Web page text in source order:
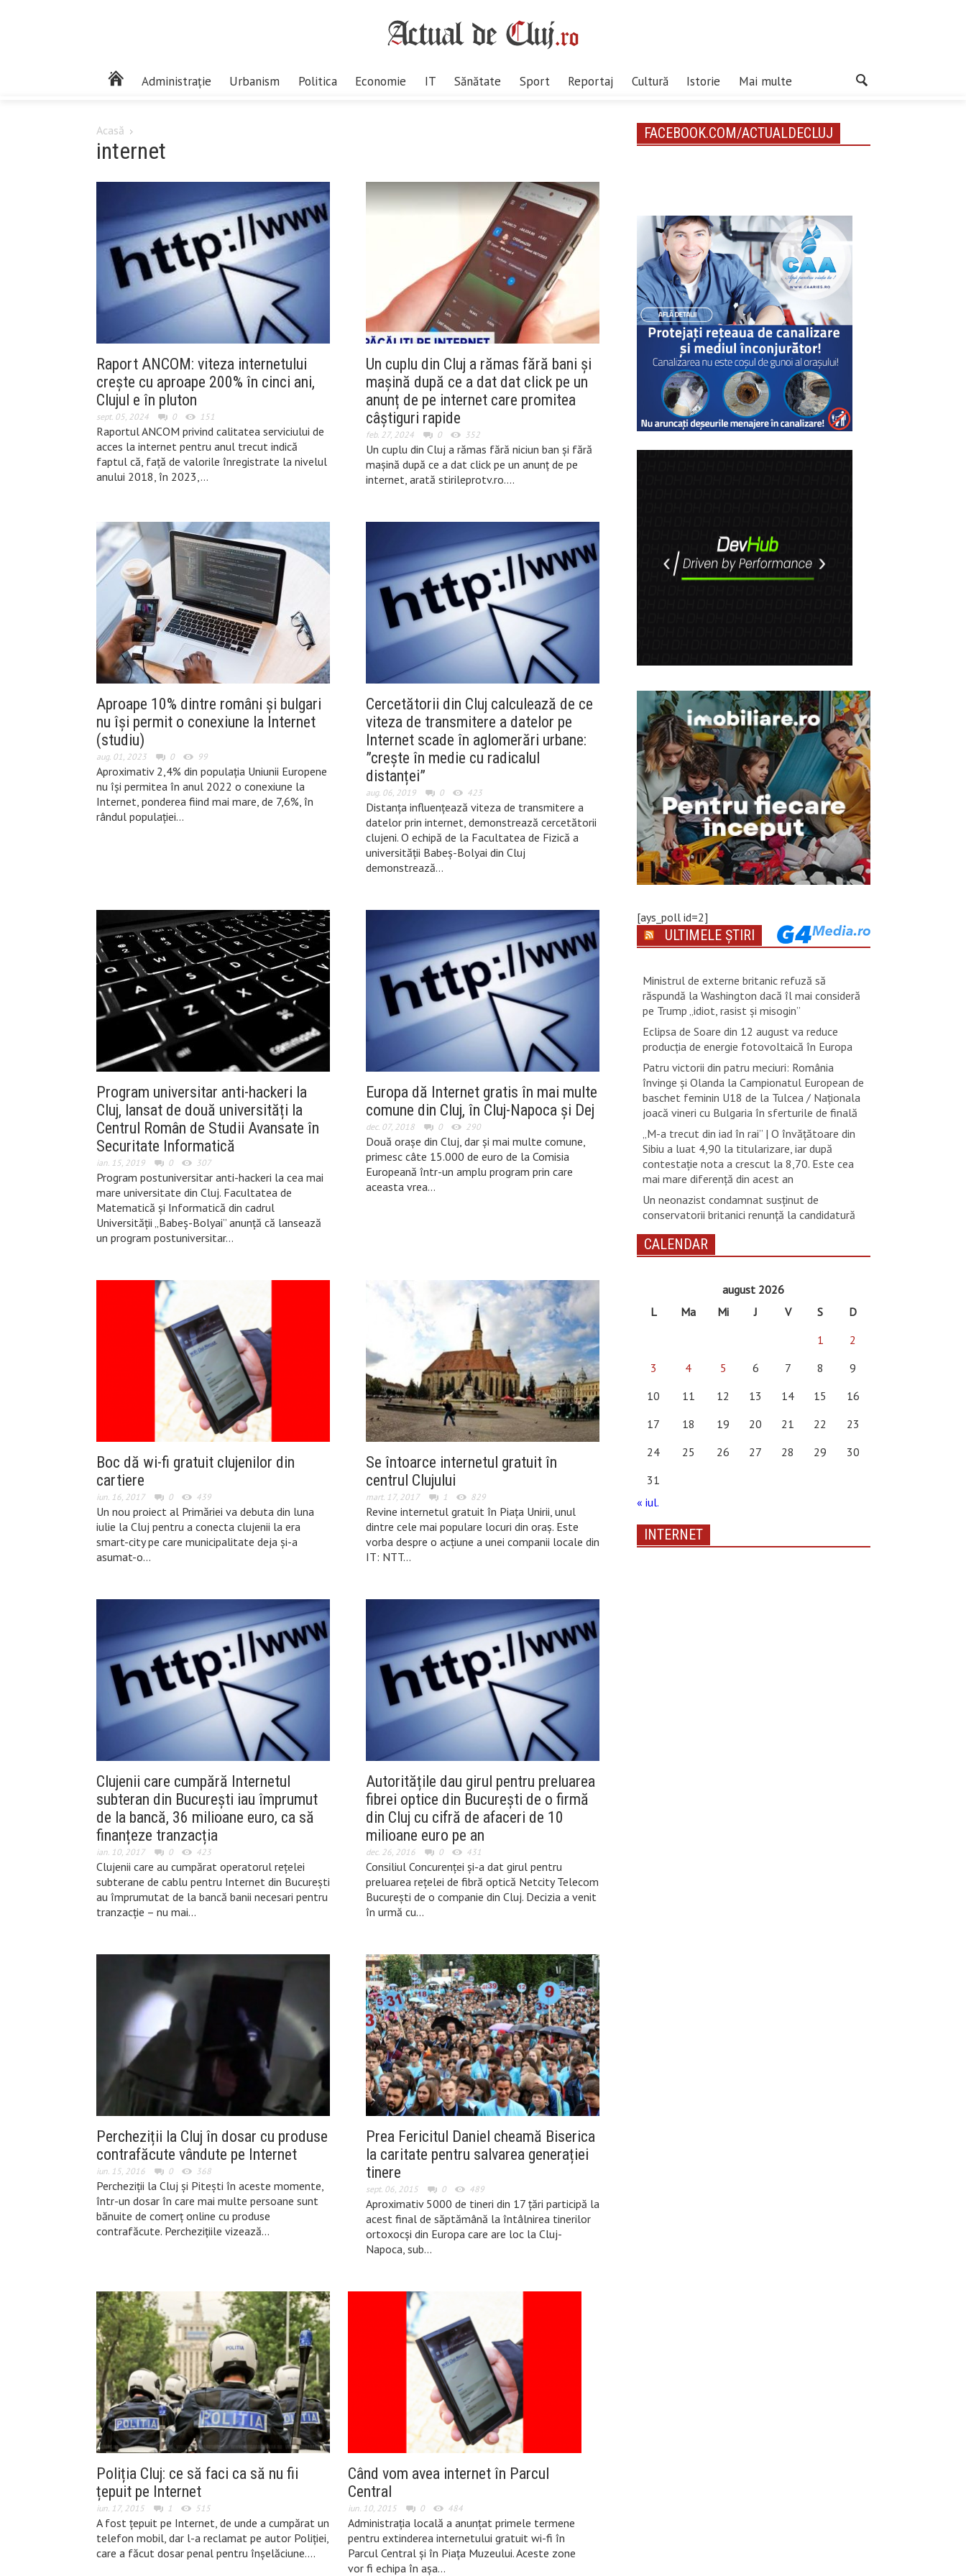
Administrație Urbanism Politica Economie IT Sănătate Sport Reportaj Cultură Istorie Mai multe
Acasă
internet
Raport ANCOM: viteza internetului
crește cu aproape 200% în cinci ani,
Clujul e în pluton
sept. 05, 2024 0 151
Raportul ANCOM privind calitatea serviciului de
acces la internet pentru anul trecut indică
faptul că, față de valorile înregistrate la nivelul
anului 2018, în 2023,…
Un cuplu din Cluj a rămas fără bani și
mașină după ce a dat dat click pe un
anunț de pe internet care promitea
câștiguri rapide
feb. 27, 2024 0 352
Un cuplu din Cluj a rămas fără niciun ban și fără
mașină după ce a dat click pe un anunț de pe
internet, arată stirileprotv.ro….
Aproape 10% dintre români și bulgari
nu își permit o conexiune la Internet
(studiu)
aug. 01, 2023 0 99
Aproximativ 2,4% din populaţia Uniunii Europene
nu îşi permitea în anul 2022 o conexiune la
Internet, ponderea fiind mai mare, de 7,6%, în
rândul populaţiei…
Cercetătorii din Cluj calculează de ce
viteza de transmitere a datelor pe
Internet scade în aglomerări urbane:
”crește în medie cu radicalul
distanței”
aug. 06, 2019 0 423
Distanța influențează viteza de transmitere a
datelor prin internet, demonstrează cercetătorii
clujeni. O echipă de la Facultatea de Fizică a
universității Babeș-Bolyai din Cluj
demonstrează…
Program universitar anti-hackeri la
Cluj, lansat de două universități la
Centrul Român de Studii Avansate în
Securitate Informatică
ian. 15, 2019 0 307
Program postuniversitar anti-hackeri la cea mai
mare universitate din Cluj. Facultatea de
Matematică și Informatică din cadrul
Universității „Babeș-Bolyai” anunță că lansează
un program postuniversitar…
Europa dă Internet gratis în mai multe
comune din Cluj, în Cluj-Napoca și Dej
dec. 07, 2018 0 290
Două orașe din Cluj, dar și mai multe comune,
primesc câte 15.000 de euro de la Comisia
Europeană într-un amplu program prin care
aceasta vrea…
Boc dă wi-fi gratuit clujenilor din
cartiere
iun. 16, 2017 0 439
Un nou proiect al Primăriei va debuta din luna
iulie la Cluj pentru a conecta clujenii la era
smart-city pe care municipalitate deja și-a
asumat-o…
Se întoarce internetul gratuit în
centrul Clujului
mart. 17, 2017 1 829
Revine internetul gratuit în Piaţa Unirii, unul
dintre cele mai populare locuri din oraş. Este
vorba despre o acţiune a unei companii locale din
IT: NTT…
Clujenii care cumpără Internetul
subteran din București iau împrumut
de la bancă, 36 milioane euro, ca să
finanțeze tranzacția
ian. 10, 2017 0 423
Clujenii care au cumpărat operatorul rețelei
subterane de cablu pentru Internet din București
au împrumutat de la bancă banii necesari pentru
tranzacție – nu mai…
Autoritățile dau girul pentru preluarea
fibrei optice din București de o firmă
din Cluj cu cifră de afaceri de 10
milioane euro pe an
dec. 26, 2016 0 431
Consiliul Concurenței și-a dat girul pentru
preluarea rețelei de fibră optică Netcity Telecom
București de o companie din Cluj. Decizia a venit
în urmă cu…
Percheziții la Cluj în dosar cu produse
contrafăcute vândute pe Internet
iun. 15, 2016 0 368
Percheziții la Cluj și Pitești în aceste momente,
într-un dosar în care mai multe persoane sunt
bănuite de comerț online cu produse
contrafăcute. Percheziţiile vizează…
Prea Fericitul Daniel cheamă Biserica
la caritate pentru salvarea generației
tinere
sept. 06, 2015 0 489
Aproximativ 5000 de tineri din 17 țări participă la
acest final de săptămână la întâlnirea tinerilor
ortoxocși din Europa care are loc la Cluj-
Napoca, sub…
Poliția Cluj: ce să faci ca să nu fii
țepuit pe Internet
iun. 17, 2015 1 515
A fost țepuit pe Internet, de unde a cumpărat un
telefon mobil, dar l-a reclamat pe autor Poliției,
care a făcut dosar penal pentru înșelăciune….
Când vom avea internet în Parcul
Central
iun. 10, 2015 0 484
Administrația locală a anunțat primele termene
pentru extinderea internetului gratuit wi-fi în
Parcul Central și în Piața Muzeului. Aceste zone
vor fi echipa în așa…
FACEBOOK.COM/ACTUALDECLUJ
[ays_poll id=2]
ULTIMELE ȘTIRI
Ministrul de externe britanic refuză să
răspundă la Washington dacă îl mai consideră
pe Trump „idiot, rasist şi misogin”
Eclipsa de Soare din 12 august va reduce
producția de energie fotovoltaică în Europa
Patru victorii din patru meciuri: România
învinge și Olanda la Campionatul European de
baschet feminin U18 de la Tulcea / Naționala
joacă vineri cu Bulgaria în sferturile de finală
„M-a trecut din iad în rai” | O învățătoare din
Sibiu a luat 4,90 la titularizare, iar după
contestație nota a crescut la 8,70. Este cea
mai mare diferență din acest an
Un neonazist condamnat susţinut de
conservatorii britanici renunţă la candidatură
CALENDAR
august 2026
L
Ma Mi J V S
D
1
2
3
4 5 6 7 8
9
10
11 12 13 14 15
16
17
18 19 20 21 22
23
24
25 26 27 28 29
30
31
« iul.
INTERNET